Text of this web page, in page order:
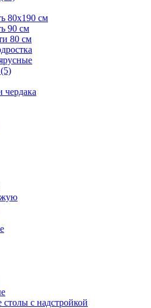
80х190 см
90 см
80 см
чердака
с надстройкой